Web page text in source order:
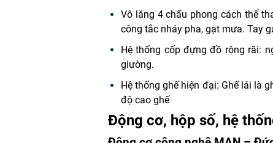
Vô lăng 4 chấu phong cách thể
công tắc nháy pha, gạt mưa. Tay
Hệ thống cốp đựng đồ rộng rãi:
giường.
Hệ thống ghế hiện đại: Ghế lái là
độ cao ghế
Động cơ, hộp số, hệ